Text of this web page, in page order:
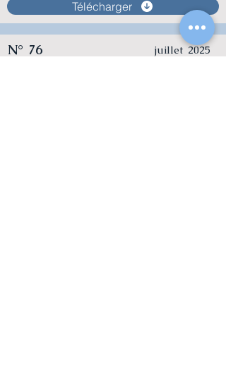
Télécharger
N° 76 juillet 2025